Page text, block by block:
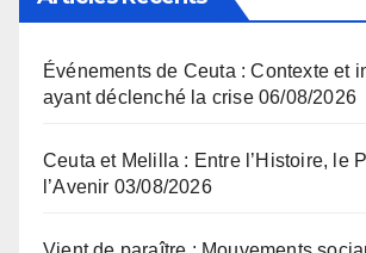
Événements de Ceuta : Contexte et
ayant déclenché la crise 06/08/2026
Ceuta et Melilla : Entre l’Histoire, le
l’Avenir 03/08/2026